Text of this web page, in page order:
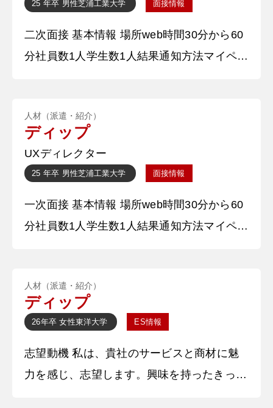
ですか。 ユーザー目線であり続けることだ
と思います。施策が独
25 年卒 男性芝浦工業大学 面接情報
二次面接 基本情報 場所web時間30分から60
分社員数1人学生数1人結果通知方法マイペー
験から貴社を志望しました。 【深掘質問】
インターンについてとUXについて学んでい
るか教えて下さい。 【深堀質問回答】 別途
UXについては学び始めており、インターン
で
人材（派遣・紹介）
ディップ
UXディレクター
25 年卒 男性芝浦工業大学 面接情報
一次面接 基本情報 場所web時間30分から60
分社員数1人学生数1人結果通知方法マイペー
験から貴社を志望しました。 【深掘質問】
インターンについて教えてください。 【深
堀質問回答】 インターンが人材業界のベン
チャーだったため、そこで人材業界に対して
興味
人材（派遣・紹介）
ディップ
26年卒 女性東洋大学 ES情報
志望動機 私は、貴社のサービスと商材に魅
力を感じ、志望します。興味を持ったきっか